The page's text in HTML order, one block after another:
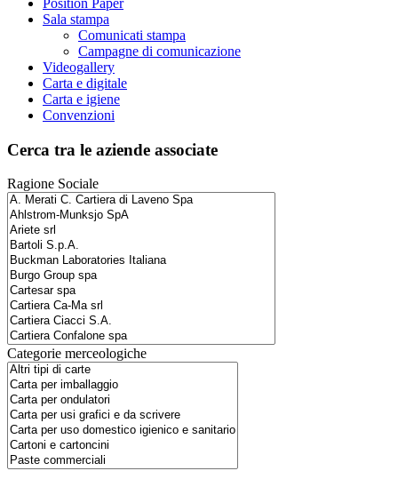
Position Paper
Sala stampa
Comunicati stampa
Campagne di comunicazione
Videogallery
Carta e digitale
Carta e igiene
Convenzioni
Cerca tra le aziende associate
Ragione Sociale
Categorie merceologiche